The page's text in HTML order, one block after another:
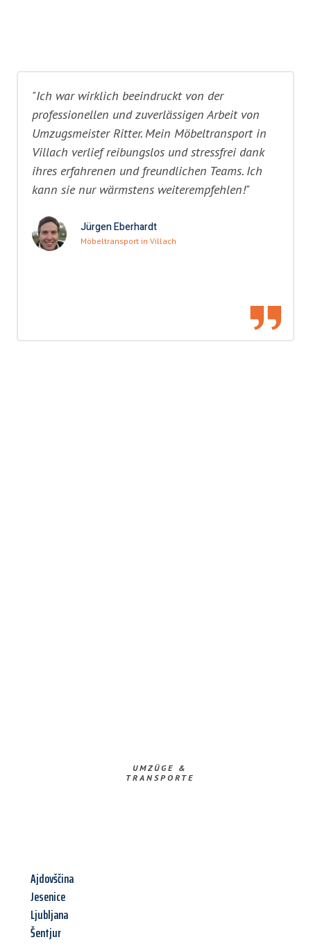
"Ich war wirklich beeindruckt von der
professionellen und zuverlässigen Arbeit von
Umzugsmeister Ritter. Mein Möbeltransport in
Villach verlief reibungslos und stressfrei dank
ihres erfahrenen und freundlichen Teams. Ich
kann sie nur wärmstens weiterempfehlen!"
Jürgen Eberhardt
Möbeltransport in Villach
UMZÜGE &
TRANSPORTE
Ajdovščina
Jesenice
Ljubljana
Šentjur